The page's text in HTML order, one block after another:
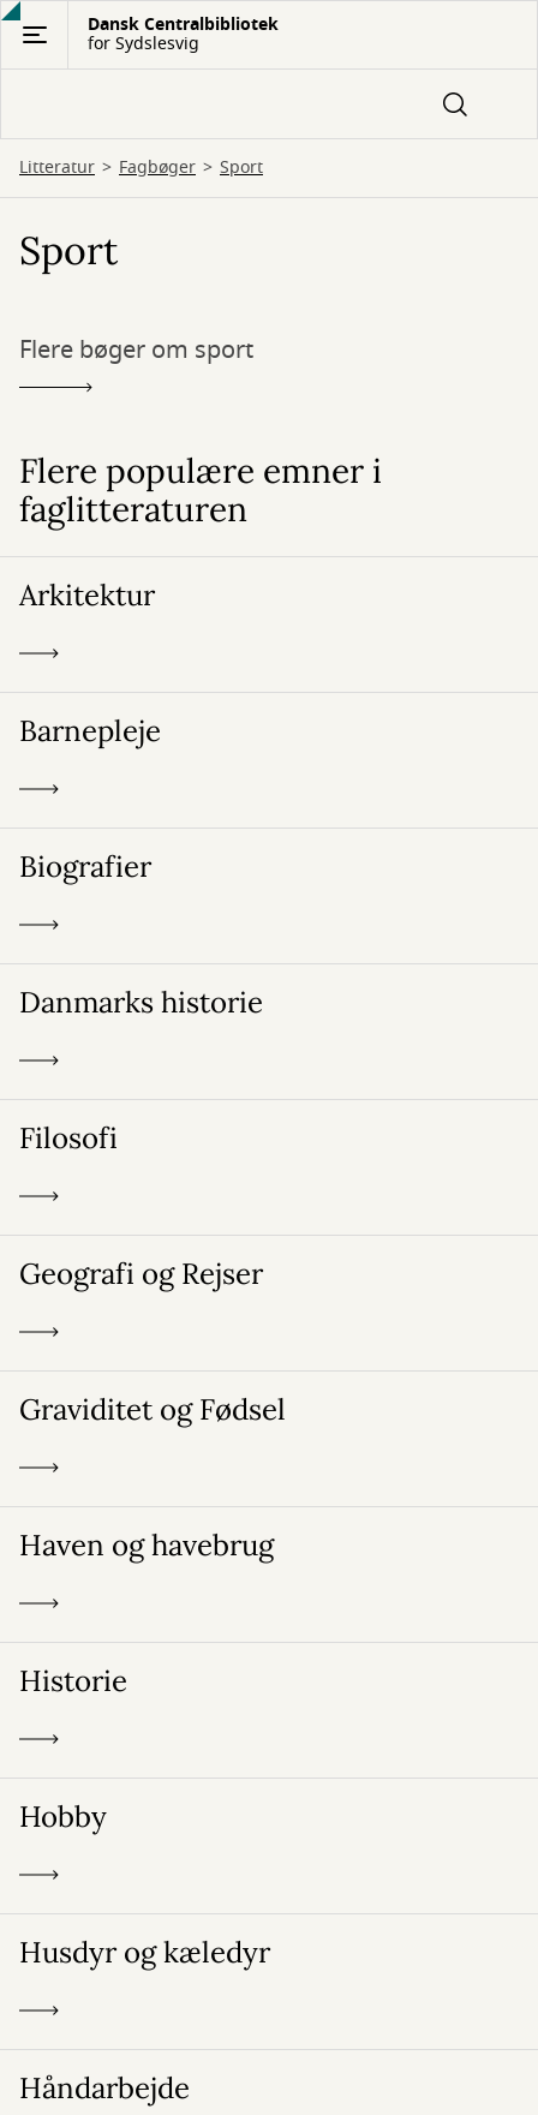
Gå
hovedindhold
Dansk Centralbibliotek
for Sydslesvig
Litteratur Fagbøger Sport
Sport
Flere bøger om sport
Flere populære emner i
faglitteraturen
Arkitektur
Barnepleje
Biografier
Danmarks historie
Filosofi
Geografi og Rejser
Graviditet og Fødsel
Haven og havebrug
Historie
Hobby
Husdyr og kæledyr
Håndarbejde